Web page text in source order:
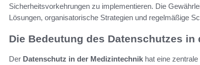
Sicherheitsvorkehrungen zu implementieren. Die
Lösungen, organisatorische Strategien und regelmäßige
Die Bedeutung des Datenschutzes in
Der Datenschutz in der Medizintechnik hat eine